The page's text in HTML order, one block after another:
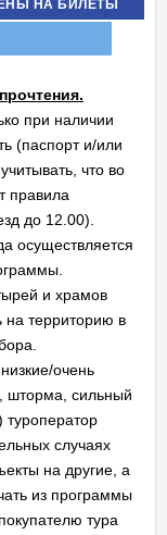
НА БИЛЕТЫ
при наличии
(паспорт и/или
что во
правила
до 12.00).
осуществляется
и храмов
на территорию в
очень
шторма, сильный
туроператор
случаях
на другие, а
из программы
тура